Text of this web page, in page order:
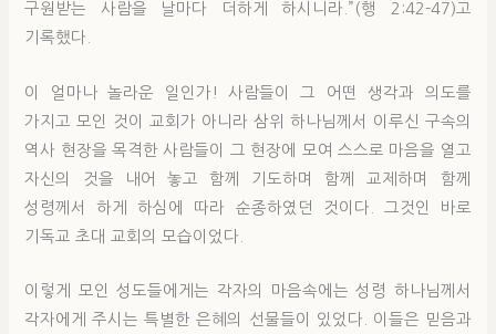
구원받는 사람을 날마다 더하게 하시니라.”(행 2:42-47)고
기록했다.
이 얼마나 놀라운 일인가! 사람들이 그 어떤 생각과 의도를
가지고 모인 것이 교회가 아니라 삼위 하나님께서 이루신 구속의
역사 현장을 목격한 사람들이 그 현장에 모여 스스로 마음을 열고
자신의 것을 내어 놓고 함께 기도하며 함께 교제하며 함께
성령께서 하게 하심에 따라 순종하였던 것이다. 그것인 바로
기독교 초대 교회의 모습이었다.
이렇게 모인 성도들에게는 각자의 마음속에는 성령 하나님께서
각자에게 주시는 특별한 은혜의 선물들이 있었다. 이들은 믿음과